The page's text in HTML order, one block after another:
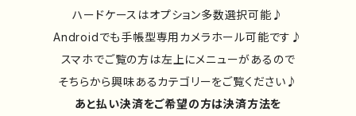
ハードケースはオプション多数選択可能♪
Androidでも手帳型専用カメラホール可能です♪
スマホでご覧の方は左上にメニューがあるので
そちらから興味あるカテゴリーをご覧ください♪
あと払い決済をご希望の方は決済方法を